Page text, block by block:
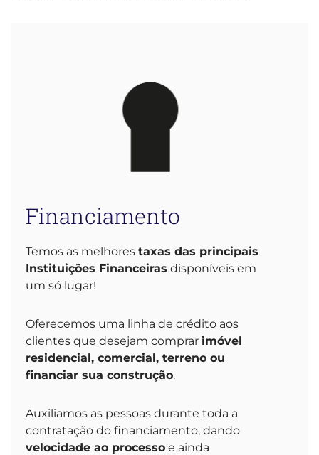
Financiamento
Temos as melhores taxas das principais
Instituições Financeiras disponíveis em
um só lugar!
Oferecemos uma linha de crédito aos
clientes que desejam comprar imóvel
residencial, comercial, terreno ou
financiar sua construção.
Auxiliamos as pessoas durante toda a
contratação do financiamento, dando
velocidade ao processo e ainda